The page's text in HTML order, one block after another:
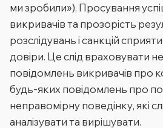
ми зробили»). Просування
викривачів та прозорість
розслідувань і санкцій
довіри. Це слід враховувати
повідомлень викривачів про
будь-яких повідомлень про
неправомірну поведінку, які
аналізувати та вирішувати.